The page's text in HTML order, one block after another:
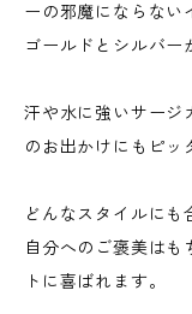
ーの邪魔にならない
ゴールドとシルバー
汗や水に強いサージ
のお出かけにもピッ
どんなスタイルにも
自分へのご褒美は
トに喜ばれます。